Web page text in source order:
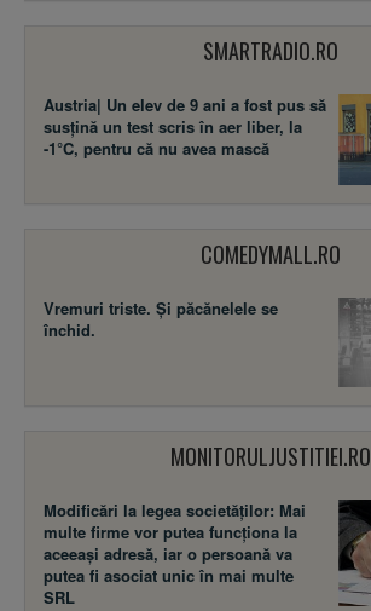
SMARTRADIO.RO
Austria| Un elev de 9 ani a fost pus să
susţină un test scris în aer liber, la
-1°C, pentru că nu avea mască
COMEDYMALL.RO
Vremuri triste. Şi păcănelele se
închid.
MONITORULJUSTITIEI.RO
Modificări la legea societăţilor: Mai
multe firme vor putea funcţiona la
aceeaşi adresă, iar o persoană va
putea fi asociat unic în mai multe
SRL